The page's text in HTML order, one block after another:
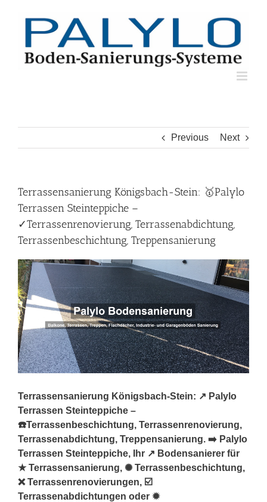
Previous Next
Terrassensanierung Königsbach-Stein: 🥇Palylo
Terrassen Steinteppiche –
✓Terrassenrenovierung, Terrassenabdichtung,
Terrassenbeschichtung, Treppensanierung
Terrassensanierung Königsbach-Stein: ↗️ Palylo
Terrassen Steinteppiche –
☎️Terrassenbeschichtung, Terrassenrenovierung,
Terrassenabdichtung, Treppensanierung. ➡️ Palylo
Terrassen Steinteppiche, Ihr ↗️ Bodensanierer für
★ Terrassensanierung, ✺ Terrassenbeschichtung,
❌ Terrassenrenovierungen, ☑️
Terrassenabdichtungen oder ✹